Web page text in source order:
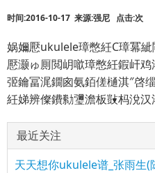
时间:2016-10-17 来源:强尼 点击:次
娲嬭懕ukulele璋憋紝C璋冪
懕灏ゅ厠閲岄噷璋憋紝鍜屽
弬鑰冨浘鐗囪氨銆傞樋淇″啓
紝娣辨儏鐨勬瓕澹板敱杩涗
最近关注
天天想你ukulele谱_张雨生(